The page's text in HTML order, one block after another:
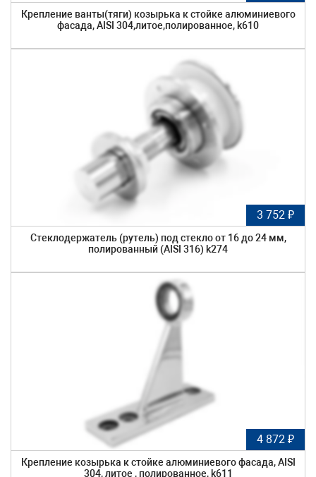
Крепление ванты(тяги) козырька к стойке алюминиевого
фасада, AISI 304,литое,полированное, k610
3 752 ₽
Стеклодержатель (рутель) под стекло от 16 до 24 мм,
полированный (AISI 316) k274
4 872 ₽
Крепление козырька к стойке алюминиевого фасада, AISI
304, литое , полированное, k611